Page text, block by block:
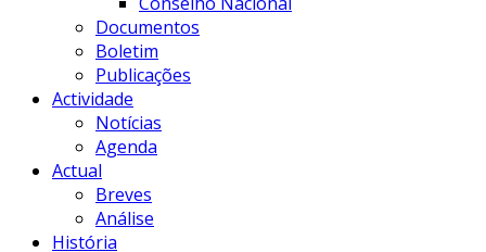
Documentos
Boletim
Publicações
Actividade
Notícias
Agenda
Actual
Breves
Análise
História